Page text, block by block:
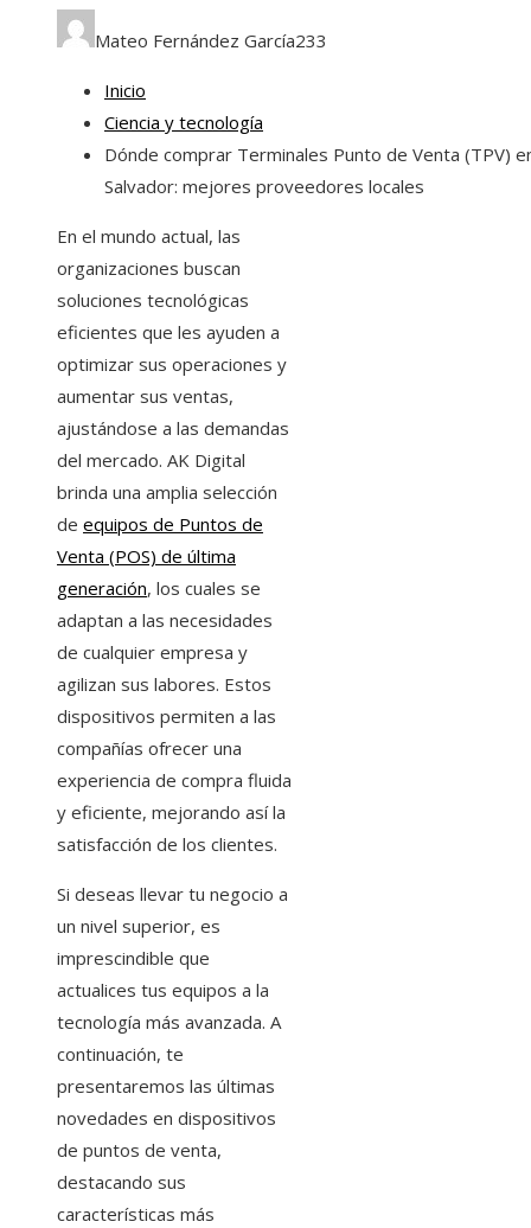
Mateo Fernández García233
Inicio
Ciencia y tecnología
Dónde comprar Terminales Punto de Venta (TPV)
Salvador: mejores proveedores locales
En el mundo actual, las
organizaciones buscan
soluciones tecnológicas
eficientes que les ayuden a
optimizar sus operaciones y
aumentar sus ventas,
ajustándose a las demandas
del mercado. AK Digital
brinda una amplia selección
de equipos de Puntos de
Venta (POS) de última
generación, los cuales se
adaptan a las necesidades
de cualquier empresa y
agilizan sus labores. Estos
dispositivos permiten a las
compañías ofrecer una
experiencia de compra fluida
y eficiente, mejorando así la
satisfacción de los clientes.
Si deseas llevar tu negocio a
un nivel superior, es
imprescindible que
actualices tus equipos a la
tecnología más avanzada. A
continuación, te
presentaremos las últimas
novedades en dispositivos
de puntos de venta,
destacando sus
características más